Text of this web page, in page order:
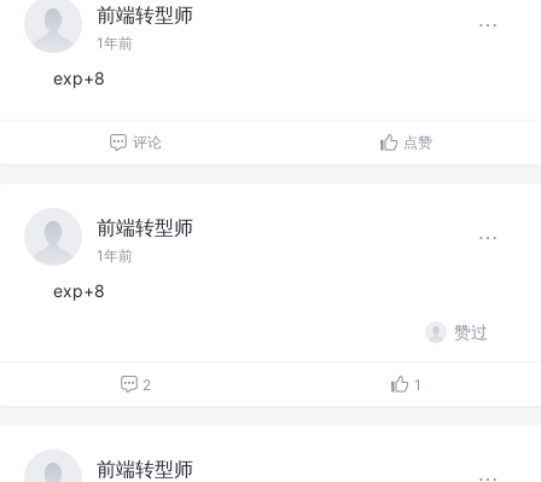
前端转型师
1年前
exp+8
评论 点赞
前端转型师
1年前
exp+8
赞过
2 1
前端转型师